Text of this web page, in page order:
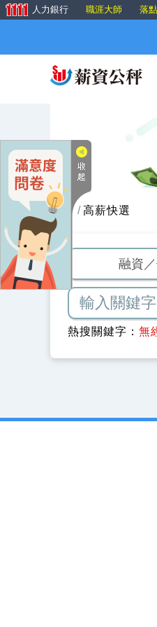
人力銀行 職涯大師 落
首頁 高薪快選
熱搜關鍵字： 無